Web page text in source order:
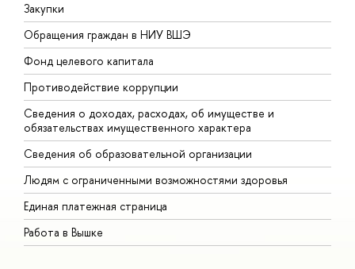
Закупки
Обращения граждан в НИУ ВШЭ
Фонд целевого капитала
Противодействие коррупции
Сведения о доходах, расходах, об имуществе и
обязательствах имущественного характера
Сведения об образовательной организации
Людям с ограниченными возможностями здоровья
Единая платежная страница
Работа в Вышке